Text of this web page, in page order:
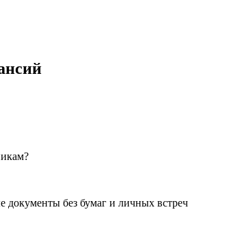
документы без бумаг и личных встреч